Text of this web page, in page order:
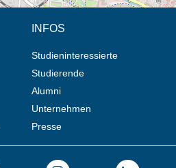
INFOS
Studieninteressierte
Studierende
Alumni
Unternehmen
Presse